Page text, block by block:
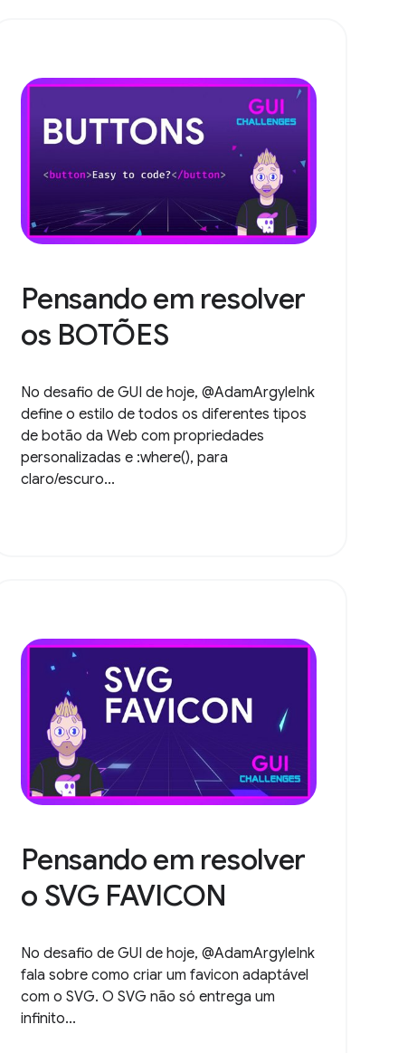
Pensando em resolver
os BOTÕES
No desafio de GUI de hoje, @AdamArgyleInk
define o estilo de todos os diferentes tipos
de botão da Web com propriedades
personalizadas e :where(), para
claro/escuro...
Pensando em resolver
o SVG FAVICON
No desafio de GUI de hoje, @AdamArgyleInk
fala sobre como criar um favicon adaptável
com o SVG. O SVG não só entrega um
infinito...